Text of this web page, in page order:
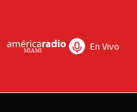
En Vivo